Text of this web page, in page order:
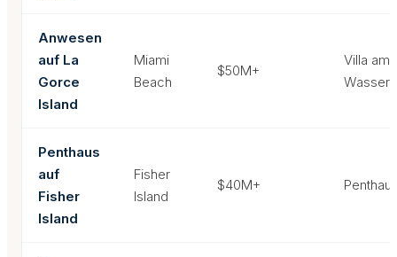
Anwesen
auf La
Gorce
Island
Miami
Beach
$50M+
Villa am
Wasser
Penthaus
auf
Fisher
Island
Fisher
Island
$40M+